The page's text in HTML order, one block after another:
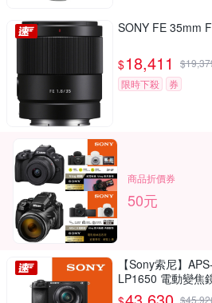
SONY FE 35mm
$18,411 $
限時下殺
券
商品折價券
50元
【Sony索尼】
LP1650 電動變焦
$